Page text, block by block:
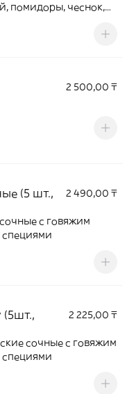
помидоры, чеснок,
2 500,00 ₸
(5 шт.,
2 490,00 ₸
с говяжим
2 225,00 ₸
сочные с говяжим